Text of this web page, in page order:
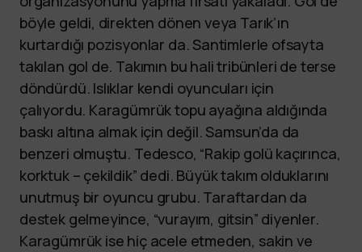
böyle geldi, direkten dönen veya Tarık’ın
kurtardığı pozisyonlar da. Santimlerle ofsayta
takılan gol de. Takımın bu hali tribünleri de terse
döndürdü. Islıklar kendi oyuncuları için
çalıyordu. Karagümrük topu ayağına aldığında
baskı altına almak için değil. Samsun’da da
benzeri olmuştu. Tedesco, “Rakip golü kaçırınca,
korktuk – çekildik” dedi. Büyük takım olduklarını
unutmuş bir oyuncu grubu. Taraftardan da
destek gelmeyince, “vurayım, gitsin” diyenler.
Karagümrük ise hiç acele etmeden, sakin ve